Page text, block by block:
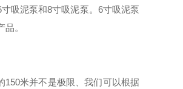
吸泥泵和8寸吸泥泵。6寸吸泥泵
。
150米并不是极限、我们可以根据